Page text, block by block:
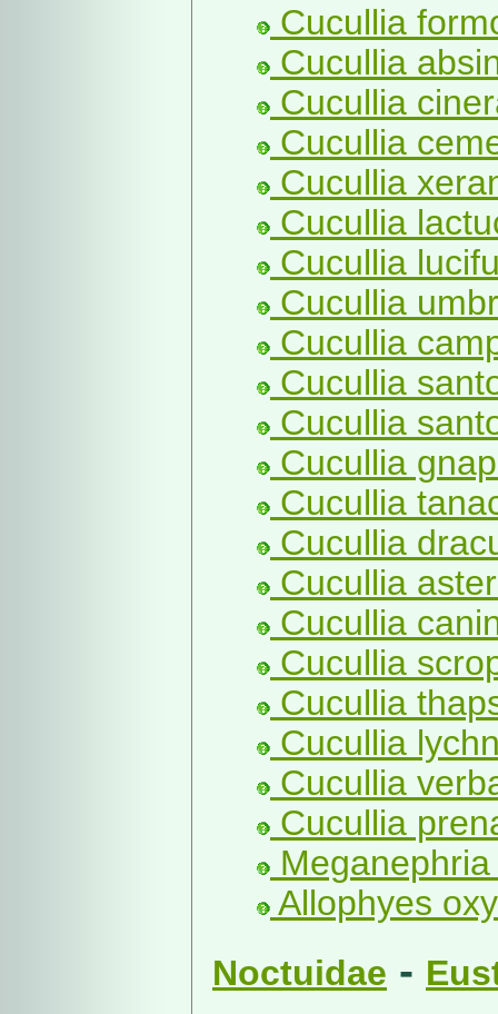
Cucullia
Cucullia
Cucullia
Cucullia
Cucullia
Cucullia
Cucullia
Cucullia
Cucullia
Cucullia
Cucullia
Cucullia
Cucullia
Cucullia
Cucullia
Cucullia
Cucullia
Cucullia
Cucullia
Cucullia
Cucullia
Allophyes
Noctuidae -